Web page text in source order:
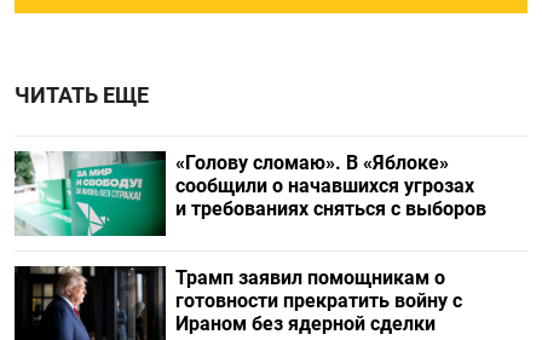
ЧИТАТЬ ЕЩЕ
«Голову сломаю». В «Яблоке»
сообщили о начавшихся угрозах
и требованиях сняться с выборов
Трамп заявил помощникам о
готовности прекратить войну с
Ираном без ядерной сделки